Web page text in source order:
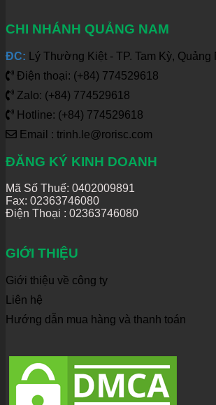
CHI NHÁNH QUẢNG NAM
ĐC: Lý Thường Kiệt - TP. Tam Kỳ, Quảng
Điện thoại: (+84) 774529618
Zalo: (+84) 774529618
Hotline: (+84) 774529618
Email : trinh.le@rorisc.com
ĐĂNG KÝ KINH DOANH
Mã Số Thuế: 0402009891
Fax: 02363746080
Điện Thoại : 02363746080
GIỚI THIỆU
Giới thiệu về công ty
Liên hệ
Hướng dẫn mua hàng và thanh toán